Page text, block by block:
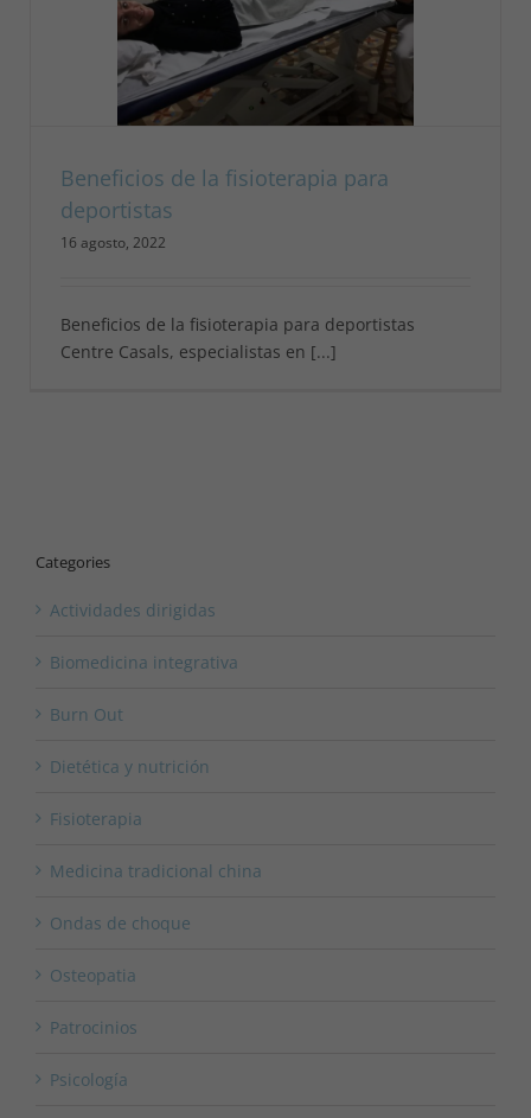
Beneficios de la fisioterapia para
deportistas
16 agosto, 2022
Beneficios de la fisioterapia para deportistas
Centre Casals, especialistas en [...]
Categories
Actividades dirigidas
Biomedicina integrativa
Burn Out
Dietética y nutrición
Fisioterapia
Medicina tradicional china
Ondas de choque
Osteopatia
Patrocinios
Psicología